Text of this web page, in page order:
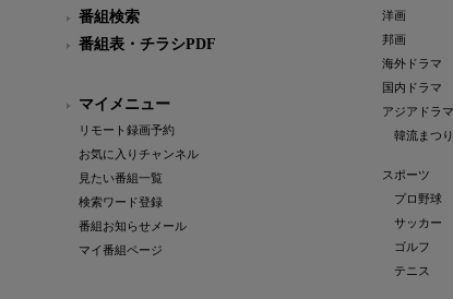
番組検索
番組表・チラシPDF
マイメニュー
リモート録画予約
お気に入りチャンネル
見たい番組一覧
検索ワード登録
番組お知らせメール
マイ番組ページ
洋画
邦画
海外ドラマ
国内ドラマ
アジアドラマ
韓流まつり
スポーツ
プロ野球
サッカー
ゴルフ
テニス